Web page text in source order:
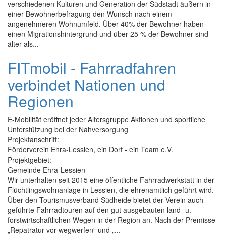
verschiedenen Kulturen und Generation der Südstadt äußern in
einer Bewohnerbefragung den Wunsch nach einem
angenehmeren Wohnumfeld. Über 40% der Bewohner haben
einen Migrationshintergrund und über 25 % der Bewohner sind
älter als...
FITmobil - Fahrradfahren
verbindet Nationen und
Regionen
E-Mobilität eröffnet jeder Altersgruppe Aktionen und sportliche
Unterstützung bei der Nahversorgung
Projektanschrift:
Förderverein Ehra-Lessien, ein Dorf - ein Team e.V.
Projektgebiet:
Gemeinde Ehra-Lessien
Wir unterhalten seit 2015 eine öffentliche Fahrradwerkstatt in der
Flüchtlingswohnanlage in Lessien, die ehrenamtlich geführt wird.
Über den Tourismusverband Südheide bietet der Verein auch
geführte Fahrradtouren auf den gut ausgebauten land- u.
forstwirtschaftlichen Wegen in der Region an. Nach der Premisse
„Repatratur vor wegwerfen“ und „...